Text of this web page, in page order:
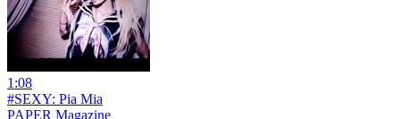
1:08
#SEXY: Pia Mia
PAPER Magazine